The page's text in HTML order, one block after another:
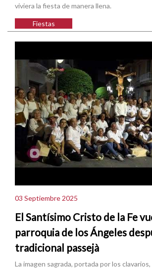
viviera la fiesta de manera llena.
Fiestas
03 Septiembre 2025
El Santísimo Cristo de la Fe
parroquia de los Ángeles
tradicional passejà
La imagen sagrada, portada por los